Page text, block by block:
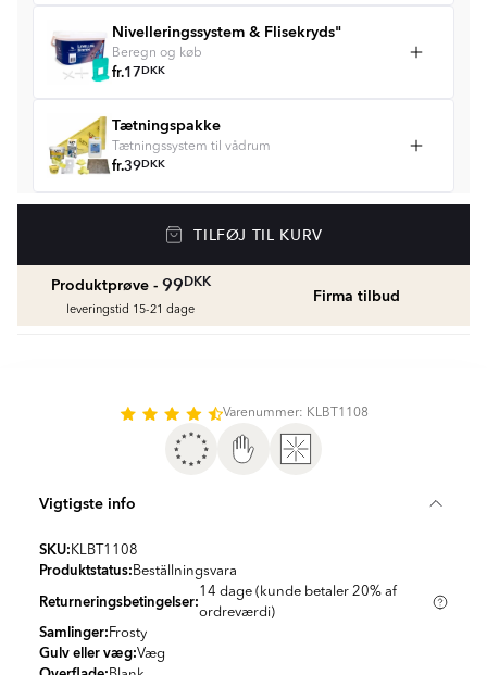
Nivelleringssystem & Flisekryds"
Beregn og køb
fr.17DKK
Tætningspakke
Tætningssystem til vådrum
fr.39DKK
Se farver og beregn den rette mængde
fr.75 DKK
Fliseliste
Beregn og køb
TILFØJ TIL KURV
Produktprøve - 99DKK
leveringstid 15-21 dage
Firma tilbud
Varenummer: KLBT1108
Vigtigste info
SKU: KLBT1108
Produktstatus: Beställningsvara
Returneringsbetingelser:14 dage (kunde betaler 20% af
ordreværdi)
Samlinger: Frosty
Gulv eller væg:Væg